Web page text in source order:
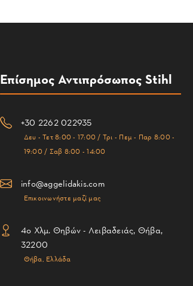
Επίσημος Αντιπρόσωπος Stihl
+30 2262 022935
Δευ - Τετ 8:00 - 17:00 / Τρι - Πεμ - Παρ 8:00 -
19:00 / Σαβ 8:00 - 14:00
info@aggelidakis.com
Επικοινωνήστε μαζί μας
4ο Χλμ. Θηβών - Λειβαδειάς, Θήβα,
32200
Θήβα, Ελλάδα